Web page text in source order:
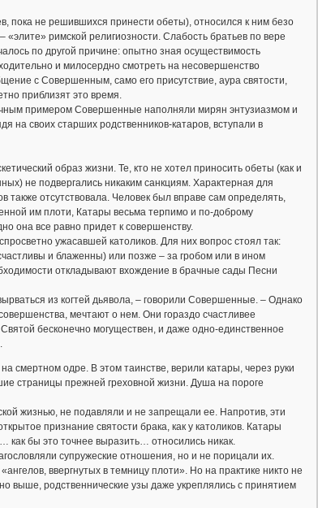
пока не решившихся принести обеты), относился к ним безо
«элите» римской религиозности. Слабость братьев по вере
по другой причине: опытно зная осуществимость
и милосердно смотреть на несовершенство
с Совершенным, само его присутствие, аура святости,
приблизят это время.
примером Совершенные наполняли мирян энтузиазмом и
на своих старших родственников-катаров, вступали в
образ жизни. Те, кто не хотел приносить обеты (как и
не подвергались никаким санкциям. Характерная для
также отсутствовала. Человек был вправе сам определять,
им плоти, Катары весьма терпимо и по-доброму
она все равно придет к совершенству.
ужасавшей католиков. Для них вопрос стоял так:
и блаженны) или позже – за гробом или в ином
откладывают вхождение в брачные сады Песни
из когтей дьявола, – говорили Совершенные. – Однако
мечтают о нем. Они гораздо счастливее
бесконечно могуществен, и даже одно-единственное
смертном одре. В этом таинстве, верили катары, через руки
страницы прежней греховной жизни. Душа на пороге
жизнью, не подавляли и не запрещали ее. Напротив, эти
признание святости брака, как у католиков. Катары
бы это точнее выразить… относились никак.
супружеские отношения, но и не порицали их.
ввергнутых в темницу плоти». Но на практике никто не
родственнические узы даже укреплялись с принятием